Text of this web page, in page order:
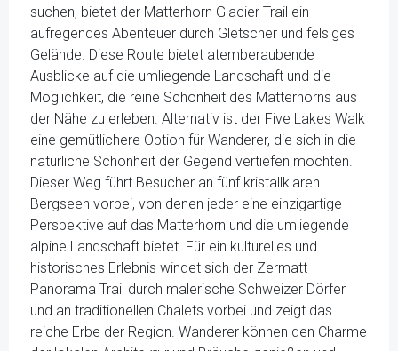
suchen, bietet der Matterhorn Glacier Trail ein
aufregendes Abenteuer durch Gletscher und felsiges
Gelände. Diese Route bietet atemberaubende
Ausblicke auf die umliegende Landschaft und die
Möglichkeit, die reine Schönheit des Matterhorns aus
der Nähe zu erleben. Alternativ ist der Five Lakes Walk
eine gemütlichere Option für Wanderer, die sich in die
natürliche Schönheit der Gegend vertiefen möchten.
Dieser Weg führt Besucher an fünf kristallklaren
Bergseen vorbei, von denen jeder eine einzigartige
Perspektive auf das Matterhorn und die umliegende
alpine Landschaft bietet. Für ein kulturelles und
historisches Erlebnis windet sich der Zermatt
Panorama Trail durch malerische Schweizer Dörfer
und an traditionellen Chalets vorbei und zeigt das
reiche Erbe der Region. Wanderer können den Charme